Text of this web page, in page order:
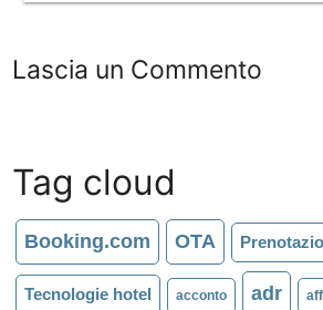
Lascia un Commento
Tag cloud
Booking.com OTA
Tecnologie hotel acconto adr